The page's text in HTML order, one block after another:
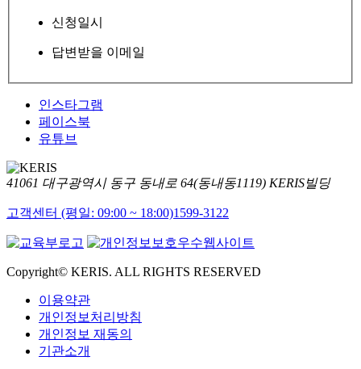
신청일시
답변받을 이메일
인스타그램
페이스북
유튜브
41061 대구광역시 동구 동내로 64(동내동1119) KERIS빌딩
고객센터 (평일: 09:00 ~ 18:00)1599-3122
Copyright© KERIS. ALL RIGHTS RESERVED
이용약관
개인정보처리방침
개인정보 재동의
기관소개